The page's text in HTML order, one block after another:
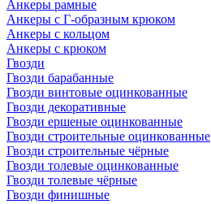
Анкеры рамные
Анкеры с Г-образным крюком
Анкеры с кольцом
Анкеры с крюком
Гвозди
Гвозди барабанные
Гвозди винтовые оцинкованные
Гвозди декоративные
Гвозди ершеные оцинкованные
Гвозди строительные оцинкованные
Гвозди строительные чёрные
Гвозди толевые оцинкованные
Гвозди толевые чёрные
Гвозди финишные